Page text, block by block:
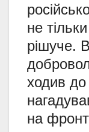
не
рішуче.
ходив до
на